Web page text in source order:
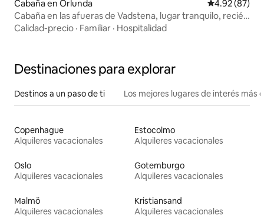
Cabaña en Orlunda Calificación
4.92 (87)
Cabaña en las afueras de Vadstena, lugar tranquilo, recién
renovada
Calidad-precio · Familiar · Hospitalidad
Destinaciones para explorar
Destinos a un paso de ti Los mejores lugares de interés más
Copenhague
Alquileres vacacionales
Estocolmo
Alquileres vacacionales
Oslo
Alquileres vacacionales
Gotemburgo
Alquileres vacacionales
Malmö
Alquileres vacacionales
Kristiansand
Alquileres vacacionales